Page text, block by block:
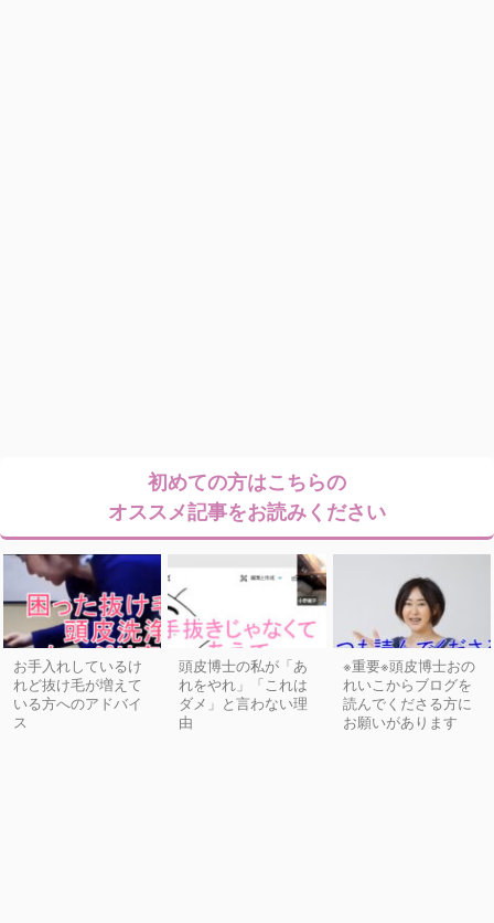
初めての方はこちらの
オススメ記事をお読みください
お手入れしているけ
れど抜け毛が増えて
いる方へのアドバイ
ス
頭皮博士の私が「あ
れをやれ」「これは
ダメ」と言わない理
由
※重要※頭皮博士おの
れいこからブログを
読んでくださる方に
お願いがあります